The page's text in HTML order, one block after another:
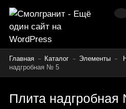
Главная Каталог Элементы
надгробная № 5
Плита